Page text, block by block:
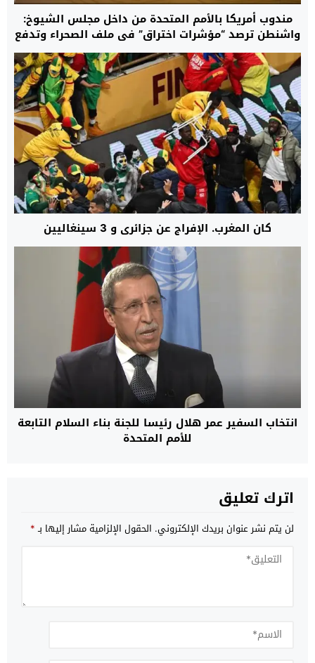
مندوب أمريكا بالأمم المتحدة من داخل مجلس الشيوخ:
واشنطن ترصد “مؤشرات اختراق” في ملف الصحراء وتدفع
بالمسار الأممي نحو تسوية واقعية تنهي نزاع الخمسة
عقود
كان المغرب. الإفراج عن جزائري و 3 سينغاليين
انتخاب السفير عمر هلال رئيسا للجنة بناء السلام التابعة
للأمم المتحدة
اترك تعليق
لن يتم نشر عنوان بريدك الإلكتروني. الحقول الإلزامية مشار إليها بـ*